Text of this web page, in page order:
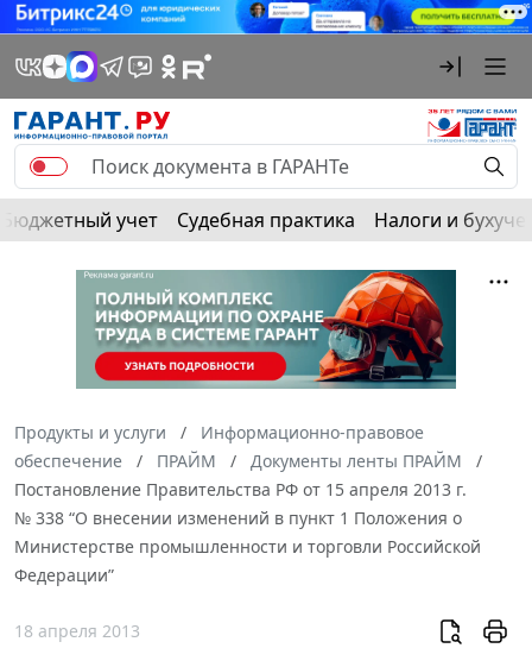
Бюджетный учет Судебная практика Налоги и
Продукты и услуги
Информационно-правовое
обеспечение
ПРАЙМ
Документы ленты ПРАЙМ
Постановление Правительства РФ от 15 апреля 2013 г.
№ 338 “О внесении изменений в пункт 1 Положения о
Министерстве промышленности и торговли Российской
Федерации”
18 апреля 2013